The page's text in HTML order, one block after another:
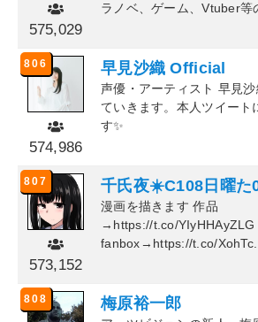
575,029
ラノベ、ゲーム、Vtuber等
806
574,986
早見沙織 Official
声優・アーティスト 早見
ていきます。本人ツイート
す✨
807
573,152
千氏夜☀️C108日曜た
漫画を描きます 作品
→https://t.co/YIyHHAyZLG
fanbox→https://t.co/XohTc...
808 梅原裕一郎